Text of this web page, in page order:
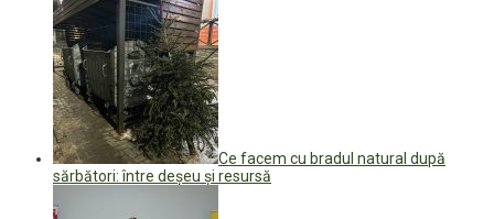
Ce facem cu bradul natural după
sărbători: între deșeu și resursă